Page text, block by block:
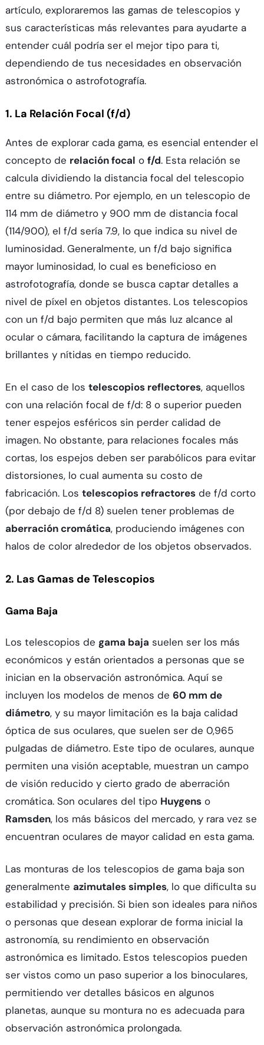
artículo, exploraremos las gamas de telescopios y
sus características más relevantes para ayudarte a
entender cuál podría ser el mejor tipo para ti,
dependiendo de tus necesidades en observación
astronómica o astrofotografía.
1. La Relación Focal (f/d)
Antes de explorar cada gama, es esencial entender el
concepto de relación focal o f/d. Esta relación se
calcula dividiendo la distancia focal del telescopio
entre su diámetro. Por ejemplo, en un telescopio de
114 mm de diámetro y 900 mm de distancia focal
(114/900), el f/d sería 7.9, lo que indica su nivel de
luminosidad. Generalmente, un f/d bajo significa
mayor luminosidad, lo cual es beneficioso en
astrofotografía, donde se busca captar detalles a
nivel de píxel en objetos distantes. Los telescopios
con un f/d bajo permiten que más luz alcance al
ocular o cámara, facilitando la captura de imágenes
brillantes y nítidas en tiempo reducido.
En el caso de los telescopios reflectores, aquellos
con una relación focal de f/d: 8 o superior pueden
tener espejos esféricos sin perder calidad de
imagen. No obstante, para relaciones focales más
cortas, los espejos deben ser parabólicos para evitar
distorsiones, lo cual aumenta su costo de
fabricación. Los telescopios refractoresde f/d corto
(por debajo de f/d 8) suelen tener problemas de
aberración cromática, produciendo imágenes con
halos de color alrededor de los objetos observados.
2. Las Gamas de Telescopios
Gama Baja
Los telescopios de gama baja suelen ser los más
económicos y están orientados a personas que se
inician en la observación astronómica. Aquí se
incluyen los modelos de menos de 60 mm de
diámetro, y su mayor limitación es la baja calidad
óptica de sus oculares, que suelen ser de 0,965
pulgadas de diámetro. Este tipo de oculares, aunque
permiten una visión aceptable, muestran un campo
de visión reducido y cierto grado de aberración
cromática. Son oculares del tipo Huygenso
Ramsden, los más básicos del mercado, y rara vez se
encuentran oculares de mayor calidad en esta gama.
Las monturas de los telescopios de gama baja son
generalmente azimutales simples, lo que dificulta su
estabilidad y precisión. Si bien son ideales para niños
o personas que desean explorar de forma inicial la
astronomía, su rendimiento en observación
astronómica es limitado. Estos telescopios pueden
ser vistos como un paso superior a los binoculares,
permitiendo ver detalles básicos en algunos
planetas, aunque su montura no es adecuada para
observación astronómica prolongada.